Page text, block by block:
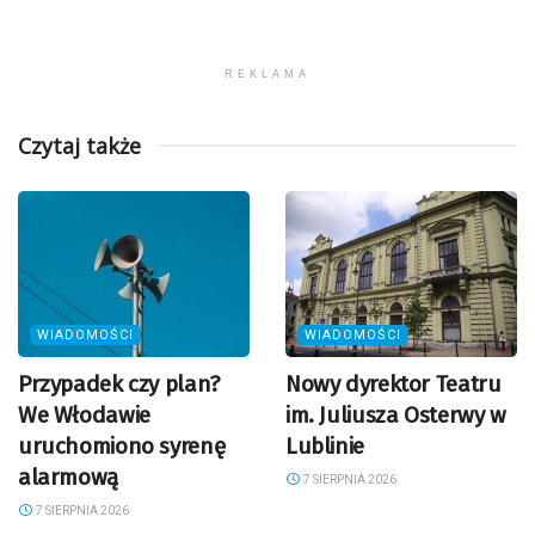
REKLAMA
Czytaj także
WIADOMOŚCI
Przypadek czy plan?
We Włodawie
uruchomiono syrenę
alarmową
7 SIERPNIA 2026
WIADOMOŚCI
Nowy dyrektor Teatru
im. Juliusza Osterwy w
Lublinie
7 SIERPNIA 2026